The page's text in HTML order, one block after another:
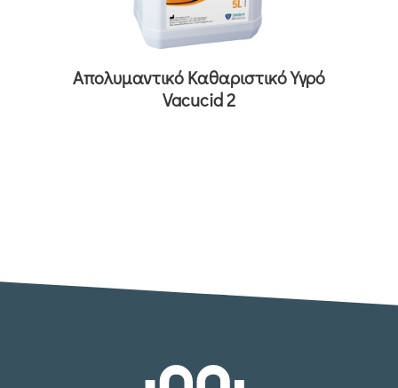
Απολυμαντικό Καθαριστικό Υγρό
Vacucid 2